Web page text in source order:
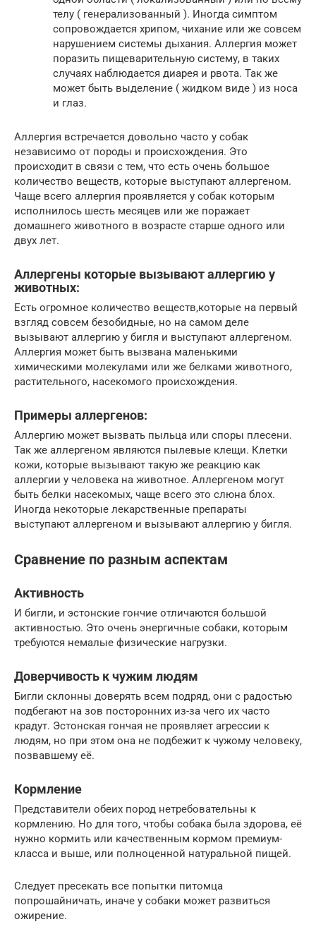
телу ( генерализованный ). Иногда симптом
сопровождается хрипом, чихание или же совсем
нарушением системы дыхания. Аллергия может
поразить пищеварительную систему, в таких
случаях наблюдается диарея и рвота. Так же
может быть выделение ( жидком виде ) из носа
и глаз.
Аллергия встречается довольно часто у собак
независимо от породы и происхождения. Это
происходит в связи с тем, что есть очень большое
количество веществ, которые выступают аллергеном.
Чаще всего аллергия проявляется у собак которым
исполнилось шесть месяцев или же поражает
домашнего животного в возрасте старше одного или
двух лет.
Аллергены которые вызывают аллергию у
животных:
Есть огромное количество веществ,которые на первый
взгляд совсем безобидные, но на самом деле
вызывают аллергию у бигля и выступают аллергеном.
Аллергия может быть вызвана маленькими
химическими молекулами или же белками животного,
растительного, насекомого происхождения.
Примеры аллергенов:
Аллергию может вызвать пыльца или споры плесени.
Так же аллергеном являются пылевые клещи. Клетки
кожи, которые вызывают такую же реакцию как
аллергии у человека на животное. Аллергеном могут
быть белки насекомых, чаще всего это слюна блох.
Иногда некоторые лекарственные препараты
выступают аллергеном и вызывают аллергию у бигля.
Сравнение по разным аспектам
Активность
И бигли, и эстонские гончие отличаются большой
активностью. Это очень энергичные собаки, которым
требуются немалые физические нагрузки.
Доверчивость к чужим людям
Бигли склонны доверять всем подряд, они с радостью
подбегают на зов посторонних из-за чего их часто
крадут. Эстонская гончая не проявляет агрессии к
людям, но при этом она не подбежит к чужому человеку,
позвавшему её.
Кормление
Представители обеих пород нетребовательны к
кормлению. Но для того, чтобы собака была здорова, её
нужно кормить или качественным кормом премиум-
класса и выше, или полноценной натуральной пищей.
Следует пресекать все попытки питомца
попрошайничать, иначе у собаки может развиться
ожирение.